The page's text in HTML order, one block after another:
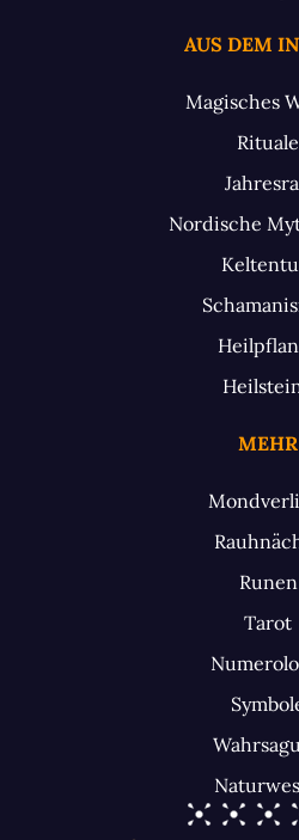
AUS DEM
Magisches
Rituale
Nordische
MEHR
Runen
Tarot